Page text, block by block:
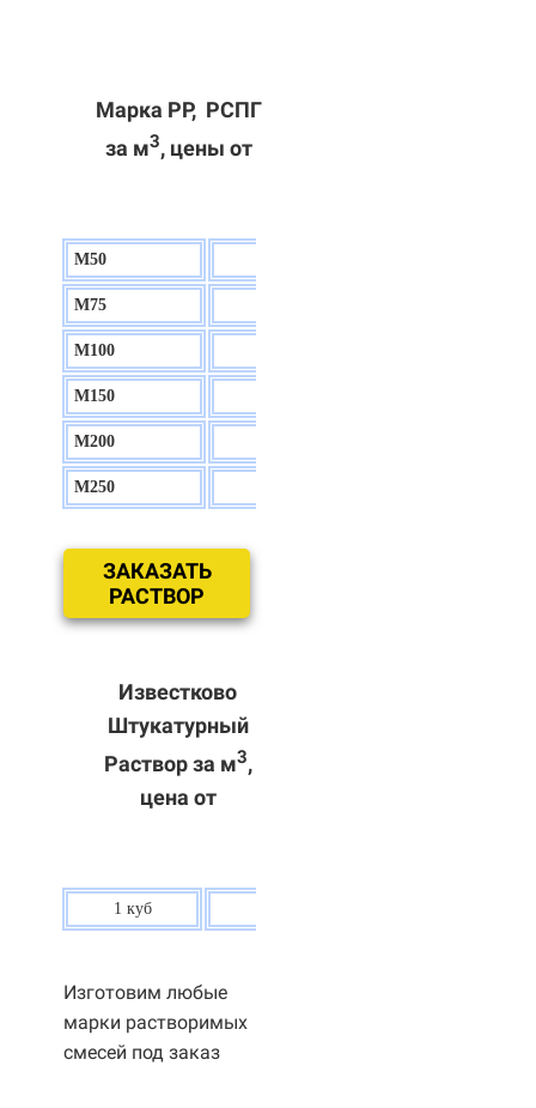
Марка РР, РСПГ
за м3, цены от
М50
М75
М100
М150
М200
М250
ЗАКАЗАТЬ
РАСТВОР
Известково
Штукатурный
Раствор за м3,
цена от
1 куб
Изготовим любые
марки растворимых
смесей под заказ